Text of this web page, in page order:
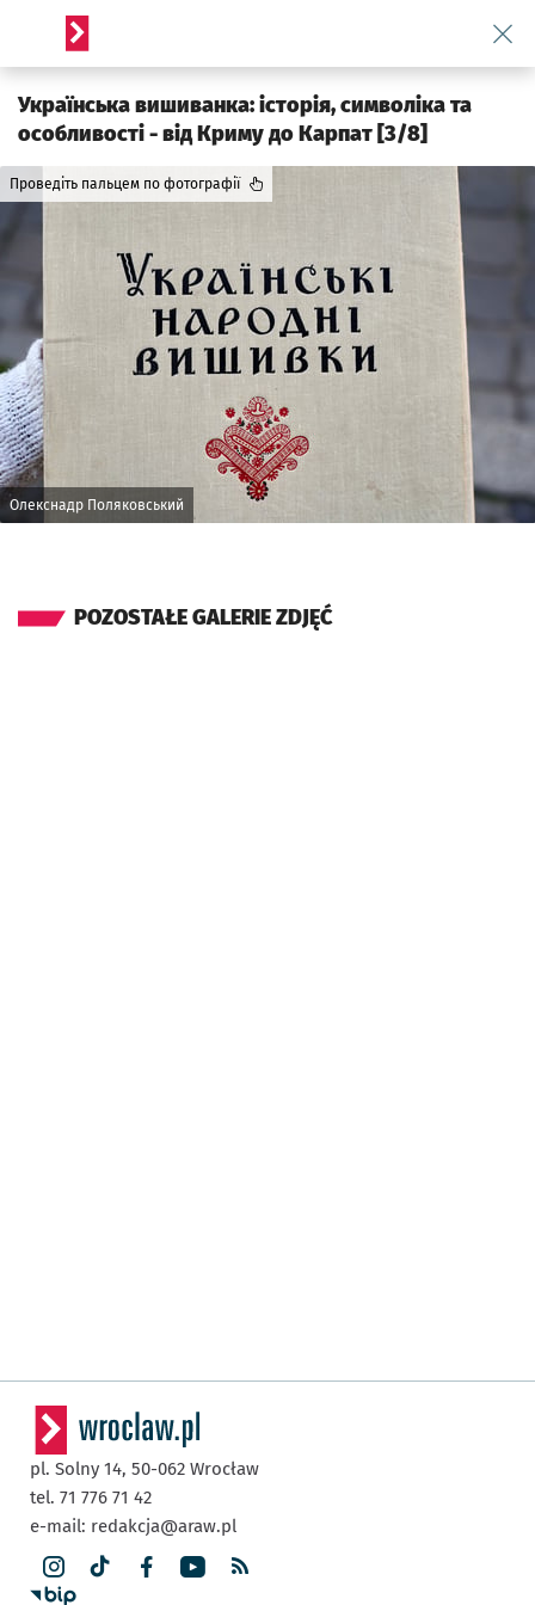
Serwis informacyjny wroclaw.pl
Українська вишиванка: історія, символіка та
особливості - від Криму до Карпат [3/8]
Олекснадр Поляковський
Проведіть пальцем по фотографії
POZOSTAŁE GALERIE ZDJĘĆ
pl. Solny 14, 50-062 Wrocław
tel. 71 776 71 42
e-mail: redakcja@araw.pl